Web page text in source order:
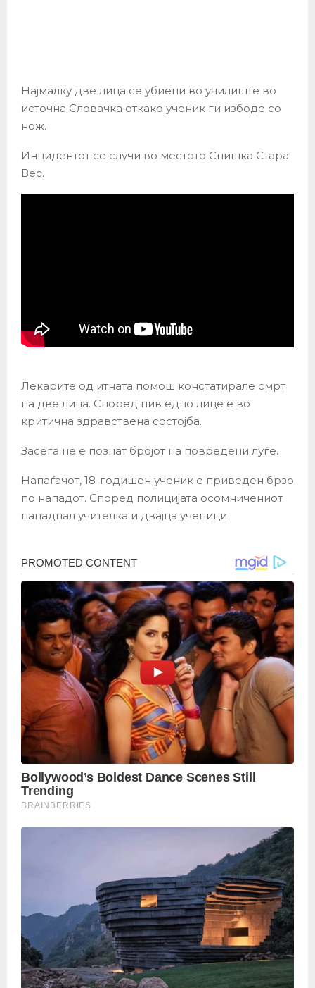
Најмалку две лица се убиени во училиште во
источна Словачка откако ученик ги избоде со
нож.
Инцидентот се случи во местото Спишка Стара
Вес.
Лекарите од итната помош констатирале смрт
на две лица. Според нив едно лице е во
критична здравствена состојба.
Засега не е познат бројот на повредени луѓе.
Напаѓачот, 18-годишен ученик е приведен брзо
по нападот. Според полицијата осомничениот
нападнал учителка и двајца ученици